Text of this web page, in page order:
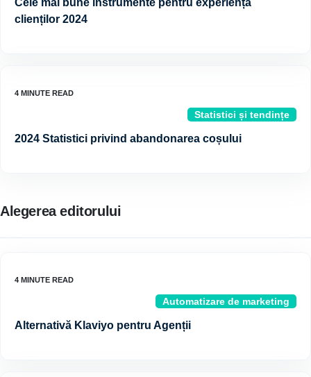
Cele mai bune instrumente pentru experiența
clienților 2024
Statistici și tendințe
2024 Statistici privind abandonarea coșului
Alegerea editorului
Automatizare de marketing
Alternativă Klaviyo pentru Agenții